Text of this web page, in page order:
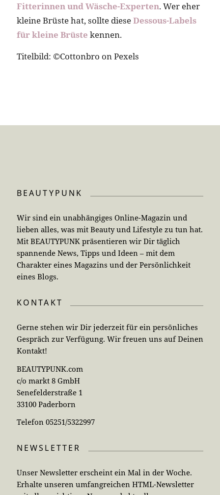
Fitterinnen und Wäsche-Experten. Wer eher
kleine Brüste hat, sollte dieseDessous-Labels
für kleine Brüste kennen.
Titelbild: ©Cottonbro on Pexels
BEAUTYPUNK
Wir sind ein unabhängiges Online-Magazin und
lieben alles, was mit Beauty und Lifestyle zu tun hat.
Mit BEAUTYPUNK präsentieren wir Dir täglich
spannende News, Tipps und Ideen – mit dem
Charakter eines Magazins und der Persönlichkeit
eines Blogs.
KONTAKT
Gerne stehen wir Dir jederzeit für ein persönliches
Gespräch zur Verfügung. Wir freuen uns auf Deinen
Kontakt!
BEAUTYPUNK.com
c/o markt 8 GmbH
Senefelderstraße 1
33100 Paderborn
Telefon 05251/5322997
NEWSLETTER
Unser Newsletter erscheint ein Mal in der Woche.
Erhalte unseren umfangreichen HTML-Newsletter